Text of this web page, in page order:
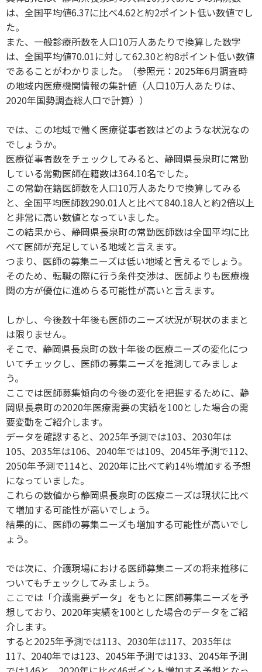
は、全国平均値6.37に比べ4.62と約2ポイント低い数値でし
た。
また、一般診療所数を人口10万人あたりで換算した数字
は、全国平均値70.01に対して62.30と約8ポイント低い数値
であることがわかりました。（参照元：2025年6月調査時
の地域内医療機関情報の集計値（人口10万人あたりは、
2020年国勢調査総人口で計算））
では、この地域で働く医療従事者数はどのような状況なの
でしょうか。
医療従事者数をチェックしてみると、静岡県長泉町に常勤
している常勤医師在籍数は364.10名でした。
この常勤在籍医師数を人口10万人あたりで換算してみる
と、全国平均医師数290.01人と比べて840.18人と約2倍以上
と非常に高い数値となっていました。
この結果から、静岡県長泉町の常勤医師数は全国平均に比
べて医師が充足している地域と言えます。
つまり、医師の募集ニーズは低い地域と言えるでしょう。
そのため、転職の際に行う条件交渉は、医師よりも医療機
関の方が優位に進めらる可能性が高いと言えます。
しかし、今後数十年後も医師のニーズ状況が現状のままと
は限りません。
そこで、静岡県長泉町の数十年後の医療ニーズの変化につ
いてチェックし、医師の募集ニーズを推測してみましょ
う。
ここでは医師募集傾向の今後の変化を把握するために、静
岡県長泉町の2020年医療需要の実績を100とした場合の需
要変動をご紹介します。
データを確認すると、2025年予測では103、2030年は
105、2035年は106、2040年では109、2045年予測で112、
2050年予測で114と、2020年に比べて約14％増加する予想
になっていました。
これらの数値から静岡県長泉町の医療ニーズは現状に比べ
て増加する可能性が高いでしょう。
結果的に、医師の募集ニーズも増加する可能性が高いでし
ょう。
では次に、介護現場における医師募集ニーズの将来推移に
ついてもチェックしてみましょう。
ここでは「介護需要データ」をもとに医師募集ニーズを予
想しており、2020年実績を100とした場合のデータをご紹
介します。
すると2025年予測では113、2030年は117、2035年は
117、2040年では123、2045年予測では133、2045年予測